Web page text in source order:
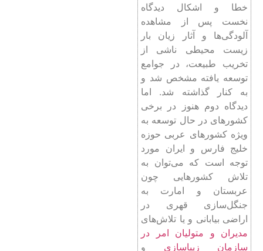
خطا و اشکال دیدگاه
نخست پس از مشاهده
آلودگی‌ها و آثار زیان بار
زیست محیطی ناشی از
تخریب طبیعت، در جوامع
توسعه یافته مشخص شد و
به کنار گذاشته شد. اما
دیدگاه دوم هنوز در برخی
کشورهای در حال توسعه به
ویژه کشورهای عربی حوزه
خلیج فارس و ایران مورد
توجه است که می‌توان به
تلاش کشورهایی چون
عربستان و امارت به
جنگل‌سازی قهری در
اراضی بیابانی و یا تلاش‌های
مدیران و متولیان امر در
سازمان زیباسازی و